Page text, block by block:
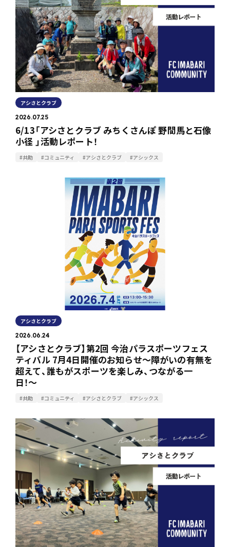
アシさとクラブ
2026.07.25
6/13「アシさとクラブ みちくさんぽ 野間馬と石像
小径 」活動レポート！
#共助 #コミュニティ #アシさとクラブ #アシックス
アシさとクラブ
2026.06.24
【アシさとクラブ】第2回 今治パラスポーツフェス
ティバル 7月4日開催のお知らせ〜障がいの有無を
超えて、誰もがスポーツを楽しみ、つながる一
日！〜
#共助 #コミュニティ #アシさとクラブ #アシックス